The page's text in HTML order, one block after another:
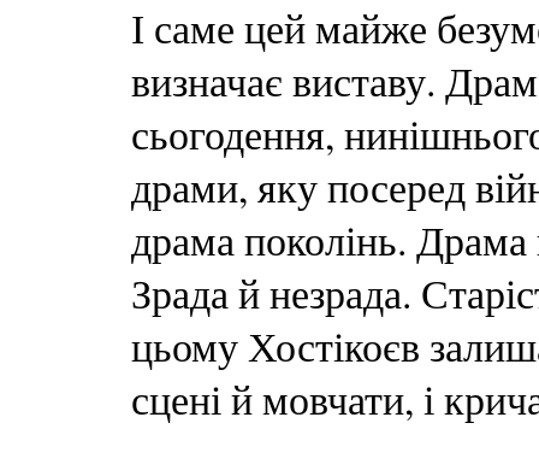
І саме цей майже
визначає виставу.
сьогодення,
драми, яку посеред
драма поколінь. Драма
Зрада й незрада.
цьому Хостікоєв
сцені й мовчати, і